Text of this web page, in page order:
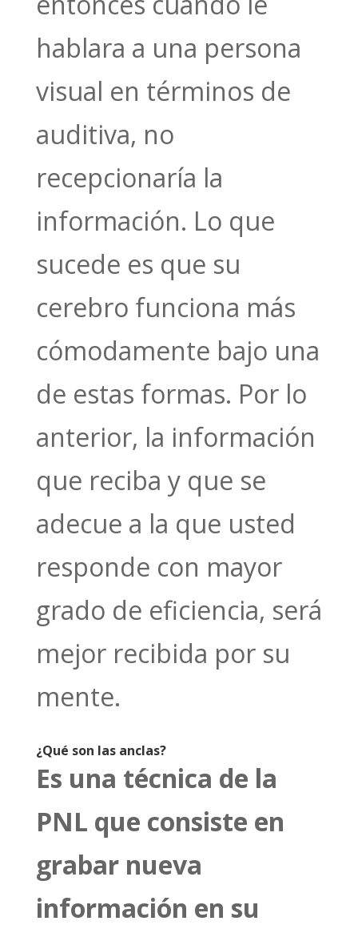
hablara a una persona
visual en términos de
auditiva, no
recepcionaría la
información. Lo que
sucede es que su
cerebro funciona más
cómodamente bajo una
de estas formas. Por lo
anterior, la información
que reciba y que se
adecue a la que usted
responde con mayor
grado de eficiencia, será
mejor recibida por su
mente.
¿Qué son las anclas?
Es una técnica de la
PNL que consiste en
grabar nueva
información en su